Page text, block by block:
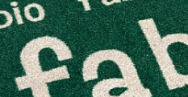
Tilgængelig
10+